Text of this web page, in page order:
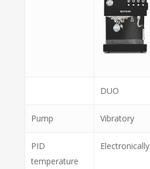
DUO
Pump Vibratory
PID
temperature
Electronically